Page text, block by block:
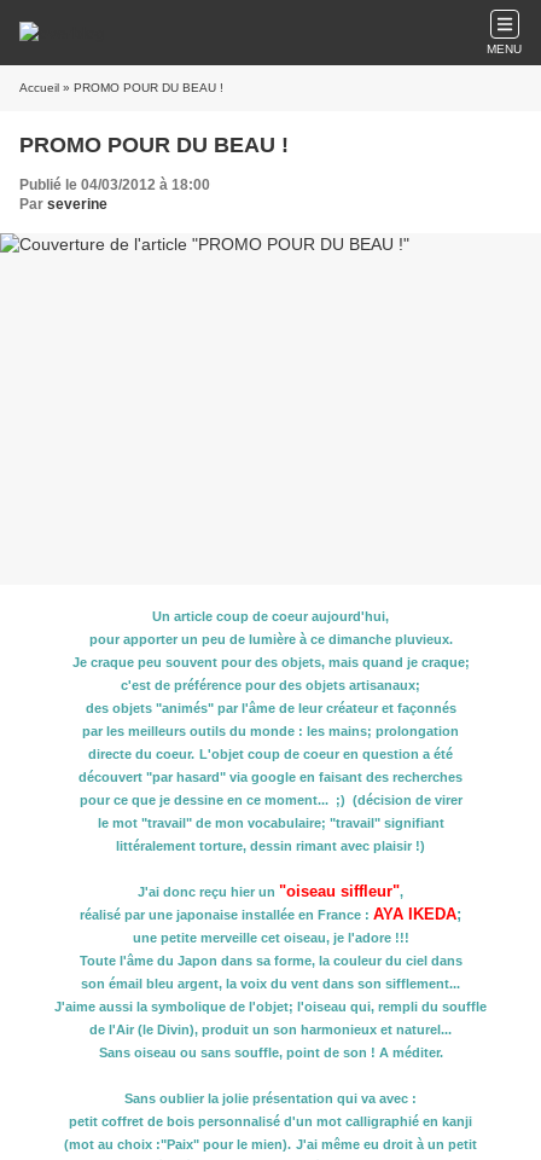
MENU
Accueil » PROMO POUR DU BEAU !
PROMO POUR DU BEAU !
Publié le 04/03/2012 à 18:00
Par severine
Un article coup de coeur aujourd'hui,
pour apporter un peu de lumière à ce dimanche pluvieux.
Je craque peu souvent pour des objets, mais quand je craque;
c'est de préférence pour des objets artisanaux;
des objets "animés" par l'âme de leur créateur et façonnés
par les meilleurs outils du monde : les mains; prolongation
directe du coeur. L'objet coup de coeur en question a été
découvert "par hasard" via google en faisant des recherches
pour ce que je dessine en ce moment... ;) (décision de virer
le mot "travail" de mon vocabulaire; "travail" signifiant
littéralement torture, dessin rimant avec plaisir !)
J'ai donc reçu hier un "oiseau siffleur",
réalisé par une japonaise installée en France : AYA IKEDA;
une petite merveille cet oiseau, je l'adore !!!
Toute l'âme du Japon dans sa forme, la couleur du ciel dans
son émail bleu argent, la voix du vent dans son sifflement...
J'aime aussi la symbolique de l'objet; l'oiseau qui, rempli du souffle
de l'Air (le Divin), produit un son harmonieux et naturel...
Sans oiseau ou sans souffle, point de son ! A méditer.
Sans oublier la jolie présentation qui va avec :
petit coffret de bois personnalisé d'un mot calligraphié en kanji
(mot au choix :"Paix" pour le mien). J'ai même eu droit à un petit